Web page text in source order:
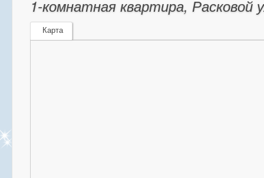
1-комнатная квартира, Расковой
Карта